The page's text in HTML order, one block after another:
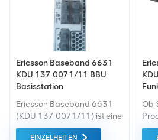
Ericsson Baseband 6631
KDU 137 0071/11 BBU
Basisstation
Ericsson Baseband 6631
(KDU 137 0071/11) ist eine
19-Zoll-Rack-montierbare
EINZELHEITEN
Ob